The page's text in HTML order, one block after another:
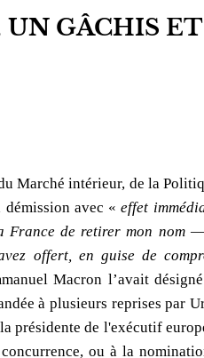
GÂCHIS
Marché intérieur, de la
démission avec «effet
France de retirer mon nom
offert, en guise de
Macron l’avait
à plusieurs reprises par
de l'exécutif
ou à la